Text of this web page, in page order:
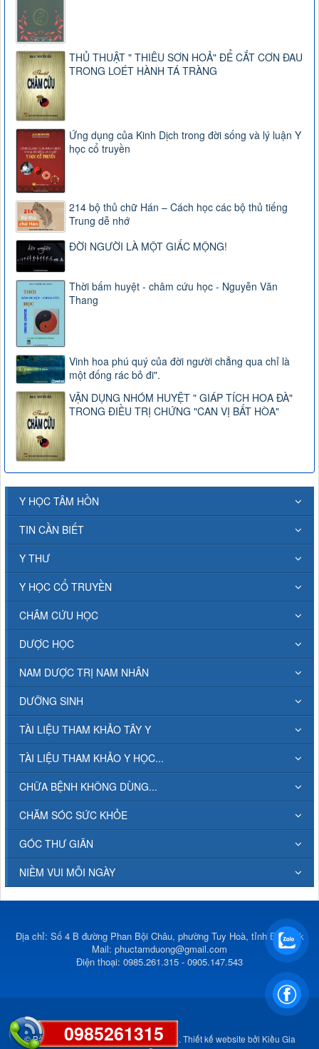
0985261315
THỦ THUẬT " THIÊU SƠN HOẢ" ĐỂ CẮT CƠN ĐAU
TRONG LOÉT HÀNH TÁ TRÀNG
Ứng dụng của Kinh Dịch trong đời sống và lý luận Y
học cổ truyền
214 bộ thủ chữ Hán – Cách học các bộ thủ tiếng
Trung dễ nhớ
ĐỜI NGƯỜI LÀ MỘT GIẤC MỘNG!
Thời bấm huyệt - châm cứu học - Nguyễn Văn
Thang
Vinh hoa phú quý của đời người chẳng qua chỉ là
một đống rác bỏ đi".
VẬN DỤNG NHÓM HUYỆT " GIÁP TÍCH HOA ĐÀ"
TRONG ĐIỀU TRỊ CHỨNG "CAN VỊ BẤT HÒA"
Y HỌC TÂM HỒN
TIN CẦN BIẾT
Y THƯ
Y HỌC CỔ TRUYỀN
CHÂM CỨU HỌC
DƯỢC HỌC
NAM DƯỢC TRỊ NAM NHÂN
DƯỠNG SINH
TÀI LIỆU THAM KHẢO TÂY Y
TÀI LIỆU THAM KHẢO Y HỌC...
CHỮA BỆNH KHÔNG DÙNG...
CHĂM SÓC SỨC KHỎE
GÓC THƯ GIÃN
NIỀM VUI MỖI NGÀY
Địa chỉ: Số 4 B đường Phan Bội Châu, phường Tuy Hoà, tỉnh Đắk Lắk
Mail: phuctamduong@gmail.com
Điện thoại: 0985.261.315 - 0905.147.543
© Bản quyền thuộc vềPhúc Tâm Đường . Thiết kế website bởi Kiều Gia